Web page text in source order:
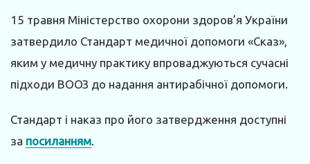
15 травня Міністерство охорони здоров’я України
затвердило Стандарт медичної допомоги «Сказ»,
яким у медичну практику впроваджуються сучасні
підходи ВООЗ до надання антирабічної допомоги.
Стандарт і наказ про його затвердження доступні
за посиланням